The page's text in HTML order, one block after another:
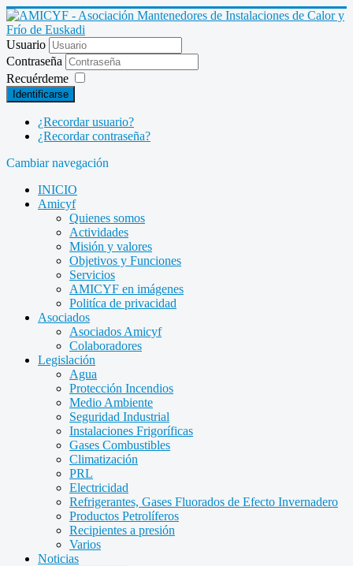
Usuario
Contraseña
Recuérdeme
Identificarse
¿Recordar usuario?
¿Recordar contraseña?
Cambiar navegación
INICIO
Amicyf
Quienes somos
Actividades
Misión y valores
Objetivos y Funciones
Servicios
AMICYF en imágenes
Politíca de privacidad
Asociados
Asociados Amicyf
Colaboradores
Legislación
Agua
Protección Incendios
Medio Ambiente
Seguridad Industrial
Instalaciones Frigoríficas
Gases Combustibles
Climatización
PRL
Electricidad
Refrigerantes, Gases Fluorados de Efecto Invernadero
Productos Petrolíferos
Recipientes a presión
Varios
Noticias